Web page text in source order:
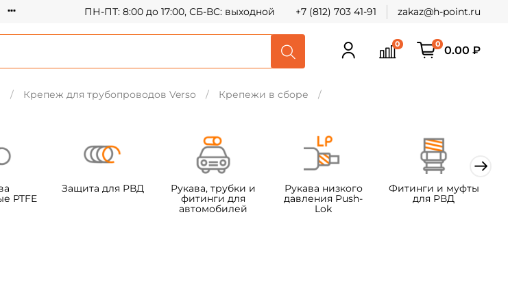
ПН-ПТ: 8:00 до 17:00, СБ-ВС: выходной +7 (812) 703 41-91 zakaz@h-point.ru
0 0 0.00 ₽
Крепеж для трубопроводов Verso
Крепежи в сборе
PTFE
Защита для РВД
Рукава, трубки и
фитинги для
автомобилей
Рукава низкого
давления Push-
Lok
Фитинги и муфты
для РВД